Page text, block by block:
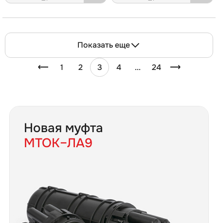
Показать еще
1 2 3 4 ... 24
Новая муфта
МТОК–ЛА9